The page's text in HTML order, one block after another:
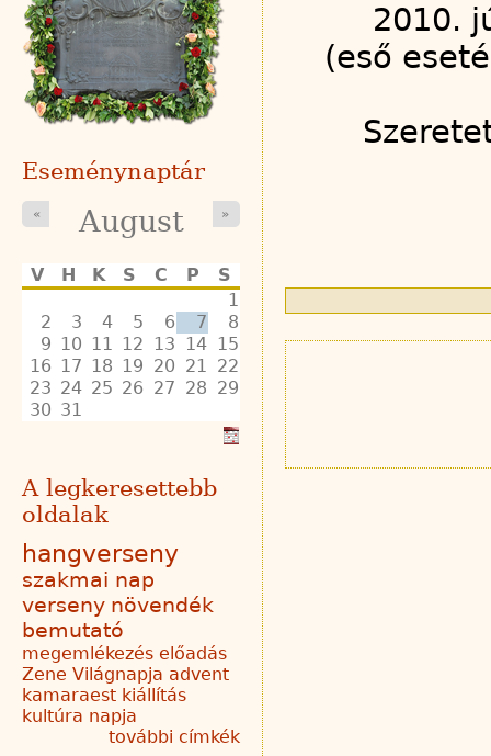
2010.
(eső
Eseménynaptár
« August »
V H K S C P
S
1
2
3 4 5 6 7
8
9 10 11 12 13 14 15
16 17 18 19 20 21
22
23 24 25 26 27 28 29
30 31
A legkeresettebb
oldalak
hangverseny
szakmai nap
verseny növendék
bemutató
megemlékezés előadás
Zene Világnapja advent
kamaraest kiállítás
kultúra napja
további címkék